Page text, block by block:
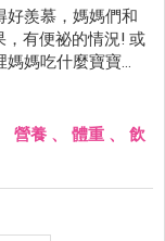
好羨慕，媽媽們和
有便祕的情況! 或
媽吃什麼寶寶就
大家參考。
營養 、 體重 、 飲